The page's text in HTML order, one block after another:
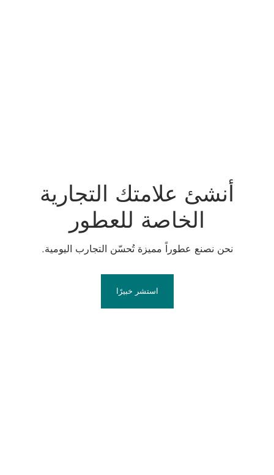
أنشئ علامتك التجارية
الخاصة للعطور
نحن نصنع عطوراً مميزة تُحسّن التجارب اليومية.
استشر خبيرًا